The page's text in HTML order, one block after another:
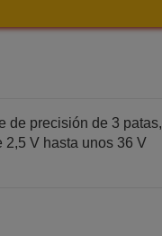
de precisión de 3 patas,
2,5 V hasta unos 36 V